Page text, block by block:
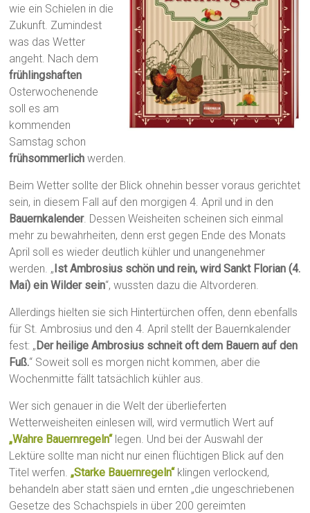
wie ein Schielen in die
Zukunft. Zumindest
was das Wetter
angeht. Nach dem
frühlingshaften
Osterwochenende
soll es am
kommenden
Samstag schon
frühsommerlich werden.
Beim Wetter sollte der Blick ohnehin besser voraus gerichtet
sein, in diesem Fall auf den morgigen 4. April und in den
Bauernkalender. Dessen Weisheiten scheinen sich einmal
mehr zu bewahrheiten, denn erst gegen Ende des Monats
April soll es wieder deutlich kühler und unangenehmer
werden. „Ist Ambrosius schön und rein, wird Sankt Florian (4.
Mai) ein Wilder sein“, wussten dazu die Altvorderen.
Allerdings hielten sie sich Hintertürchen offen, denn ebenfalls
für St. Ambrosius und den 4. April stellt der Bauernkalender
fest: „ Der heilige Ambrosius schneit oft dem Bauern auf den
Fuß.“ Soweit soll es morgen nicht kommen, aber die
Wochenmitte fällt tatsächlich kühler aus.
Wer sich genauer in die Welt der überlieferten
Wetterweisheiten einlesen will, wird vermutlich Wert auf
„Wahre Bauernregeln“legen. Und bei der Auswahl der
Lektüre sollte man nicht nur einen flüchtigen Blick auf den
Titel werfen.„Starke Bauernregeln“klingen verlockend,
behandeln aber statt säen und ernten „die ungeschriebenen
Gesetze des Schachspiels in über 200 gereimten